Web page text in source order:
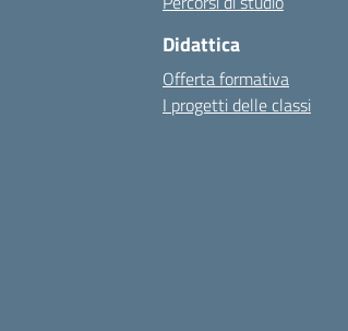
Didattica
Offerta formativa
I progetti delle classi